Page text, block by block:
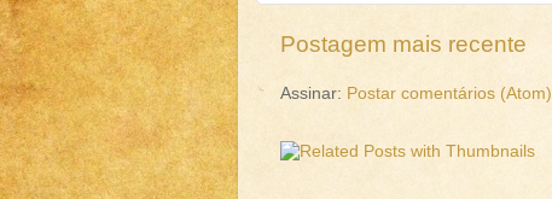
Postagem mais recente
Assinar: Postar comentários (Atom)